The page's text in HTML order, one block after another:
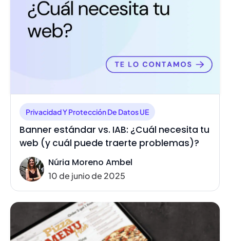
Privacidad Y Protección De Datos UE
Banner estándar vs. IAB: ¿Cuál necesita tu
web (y cuál puede traerte problemas)?
Núria Moreno Ambel
10 de junio de 2025